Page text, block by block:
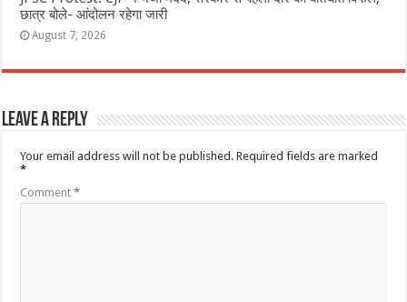
छात्र बोले- आंदोलन रहेगा जारी
August 7, 2026
Leave a Reply
Your email address will not be published. Required fields are marked
*
Comment*